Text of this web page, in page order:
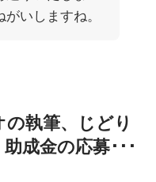
いしますね。
執筆、じどり
成金の応募･･･